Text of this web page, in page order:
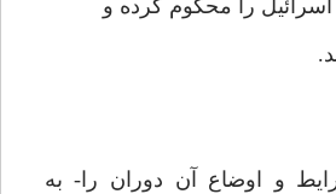
اسرائيل را محكوم كرده و
و اوضاع آن دوران را- به